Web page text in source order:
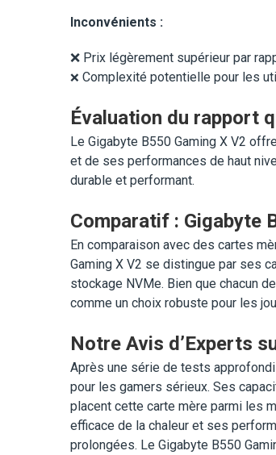
Inconvénients :
❌ Prix légèrement supérieur par
❌ Complexité potentielle pour les
Évaluation du rapport
Le Gigabyte B550 Gaming X V2
et de ses performances de haut
durable et performant.
Comparatif : Gigabyte
En comparaison avec des cartes
Gaming X V2 se distingue par ses
stockage NVMe. Bien que chacun
comme un choix robuste pour les
Notre Avis d’Experts
Après une série de tests
pour les gamers sérieux. Ses
placent cette carte mère parmi les
efficace de la chaleur et ses
prolongées. Le Gigabyte B550